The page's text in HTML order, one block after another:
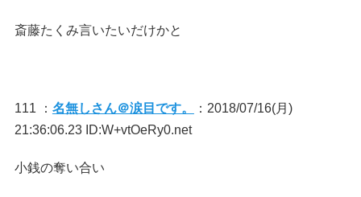
斎藤たくみ言いたいだけかと
111 ： 名無しさん＠涙目です。
：2018/07/16(月)
21:36:06.23 ID:W+vtOeRy0.net
小銭の奪い合い